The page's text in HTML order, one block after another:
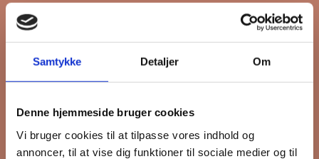
Samtykke Detaljer Om
Denne hjemmeside bruger cookies
Vi bruger cookies til at tilpasse vores indhold og
annoncer, til at vise dig funktioner til sociale medier og til
Hold dig opdateret på hvad der sker
på Grønttorvet. I vores nyhedsbrev
sender vi blandt andet invitation til
boliger til salg, så du kan komme
først i køen.